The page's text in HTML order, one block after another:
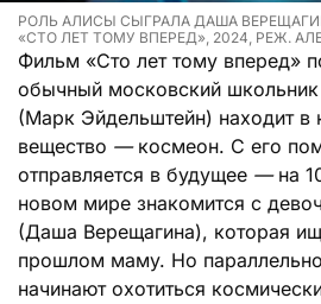
РОЛЬ АЛИСЫ СЫГРАЛА ДАША
«СТО ЛЕТ ТОМУ ВПЕРЕД», 2024, РЕЖ.
Фильм «Сто лет тому вперед»
обычный московский
(Марк Эйдельштейн) находит в
вещество —космеон. С его
отправляется в будущее —на
новом мире знакомится с
(Даша Верещагина), которая
прошлом маму. Но
начинают охотиться